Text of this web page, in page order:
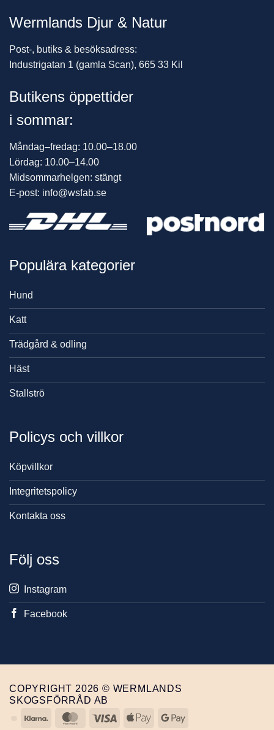
Wermlands Djur & Natur
Post-, butiks & besöksadress:
Industrigatan 1 (gamla Scan), 665 33 Kil
Butikens öppettider
i sommar:
Måndag–fredag: 10.00–18.00
Lördag: 10.00–14.00
Midsommarhelgen: stängt
E-post: info@wsfab.se
Populära kategorier
Hund
Katt
Trädgård & odling
Häst
Stallströ
Policys och villkor
Köpvillkor
Integritetspolicy
Kontakta oss
Följ oss
Instagram
Facebook
COPYRIGHT 2026 © WERMLANDS
SKOGSFÖRRÅD AB
Klarna
MasterCard
Visa
Apple
Google